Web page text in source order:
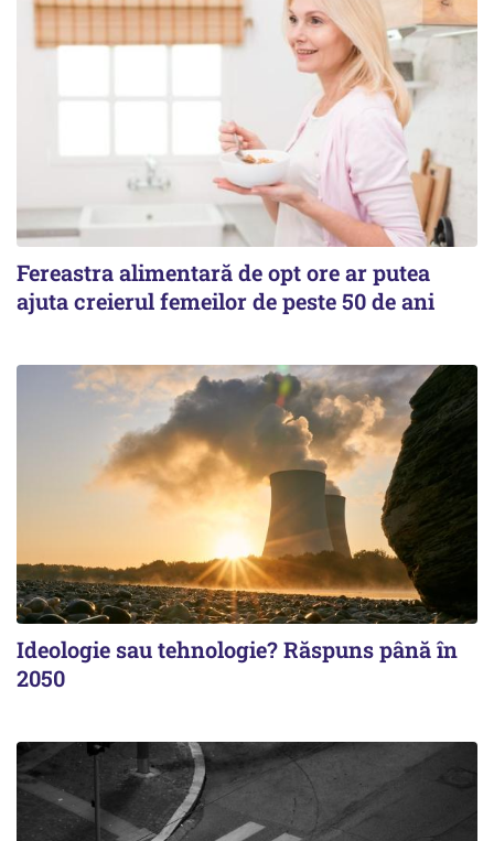
Fereastra alimentară de opt ore ar putea
ajuta creierul femeilor de peste 50 de ani
Ideologie sau tehnologie? Răspuns până în
2050